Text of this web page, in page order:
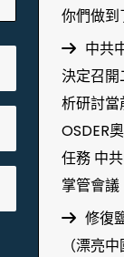
你們做到
中共
決定召
析研討當
OSDER
任務 中
掌管會議
修復
（漂亮